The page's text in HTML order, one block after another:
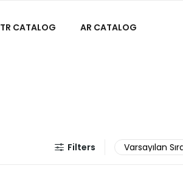
TR CATALOG AR CATALOG
Filters